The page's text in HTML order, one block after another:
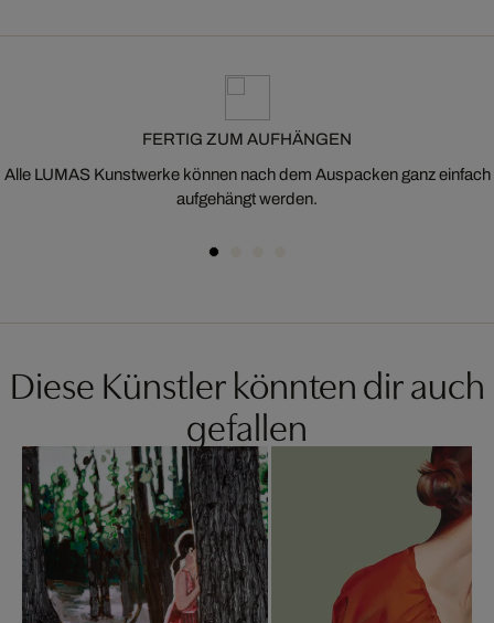
FERTIG ZUM AUFHÄNGEN
Alle LUMAS Kunstwerke können nach dem Auspacken ganz einfach
aufgehängt werden.
Diese Künstler könnten dir auch
gefallen